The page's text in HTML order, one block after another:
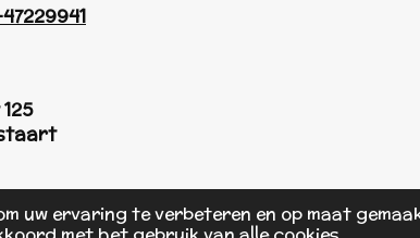
uw ervaring te verbeteren en op maat
Dierplaza